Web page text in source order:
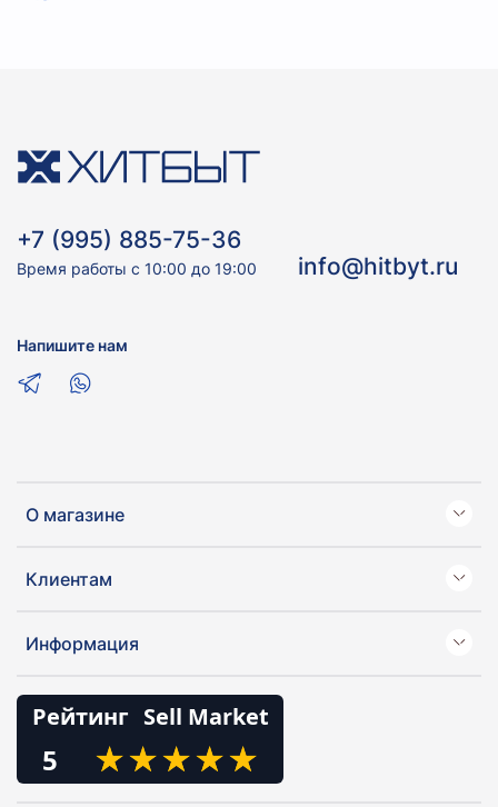
О магазине
Клиентам
Информация
Рейтинг Sell Market
5 ★
★★
★★
★★
★★
★
+7 (995) 885-75-36
Время работы с 10:00 до 19:00 info@hitbyt.ru
Напишите нам